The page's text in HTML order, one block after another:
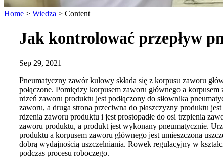
Home > Wiedza > Content
Jak kontrolować przepływ
Sep 29, 2021
Pneumatyczny zawór kulowy składa się z korpusu zaworu
połączone. Pomiędzy korpusem zaworu głównego a
rdzeń zaworu produktu jest podłączony do siłownika
zaworu, a druga strona przeciwna do płaszczyzny produktu
rdzenia zaworu produktu i jest prostopadłe do osi trzpienia
zaworu produktu, a produkt jest wykonany pneumatycznie.
produktu a korpusem zaworu głównego jest umieszczona
dobrą wydajnością uszczelniania. Rowek regulacyjny w
podczas procesu roboczego.